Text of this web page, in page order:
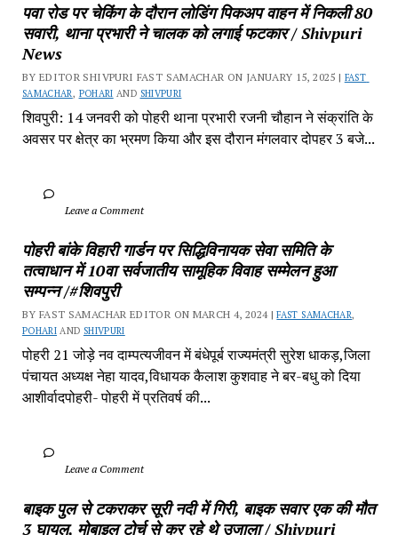
पवा रोड पर चेकिंग के दौरान लोडिंग पिकअप वाहन में निकली 80
सवारी, थाना प्रभारी ने चालक को लगाई फटकार / Shivpuri
News
BY EDITOR SHIVPURI FAST SAMACHAR ON JANUARY 15, 2025 | FAST
SAMACHAR , POHARI AND SHIVPURI
शिवपुरी: 14 जनवरी को पोहरी थाना प्रभारी रजनी चौहान ने संक्रांति के
अवसर पर क्षेत्र का भ्रमण किया और इस दौरान मंगलवार दोपहर 3 बजे...
		Leave a Comment
पोहरी बांके विहारी गार्डन पर सिद्धिविनायक सेवा समिति के
तत्वाधान में 10वा सर्वजातीय सामूहिक विवाह सम्मेलन हुआ
सम्पन्न /#शिवपुरी
BY FAST SAMACHAR EDITOR ON MARCH 4, 2024 | FAST SAMACHAR
POHARI AND SHIVPURI
पोहरी 21 जोड़े नव दाम्पत्यजीवन में बंधेपूर्ब राज्यमंत्री सुरेश धाकड़,जिला
पंचायत अध्यक्ष नेहा यादव,विधायक कैलाश कुशवाह ने बर-बधु को दिया
आशीर्वादपोहरी- पोहरी में प्रतिवर्ष की...
		Leave a Comment
बाइक पुल से टकराकर सूरी नदी में गिरी, बाइक सवार एक की मौत
3 घायल, मोबाइल टोर्च से कर रहे थे उजाला / Shivpuri